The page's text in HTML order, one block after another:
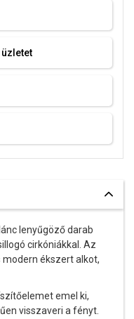
lenyűgöző darab
cirkóniákkal. Az
modern ékszert alkot,
emel ki,
visszaveri a fényt.